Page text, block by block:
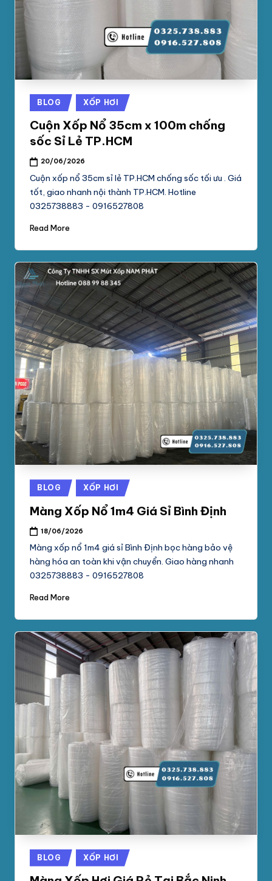
G
S
C
phối
mút
foam,
xốp
chống
TpHCM,
Bình
Dương
Posted
in
BLOG XỐP HƠI
Cuộn Xốp Nổ 35cm x 100m chống
sốc Sỉ Lẻ TP.HCM
20/06/2026
Cuộn xốp nổ 35cm sỉ lẻ TP.HCM chống sốc tối ưu . Giá
tốt, giao nhanh nội thành TP.HCM. Hotline
0325738883 - 0916527808
Read More
Posted
in
BLOG XỐP HƠI
Màng Xốp Nổ 1m4 Giá Sỉ Bình Định
18/06/2026
Màng xốp nổ 1m4 giá sỉ Bình Định bọc hàng bảo vệ
hàng hóa an toàn khi vận chuyển. Giao hàng nhanh
0325738883 - 0916527808
Read More
Posted
in
BLOG XỐP HƠI